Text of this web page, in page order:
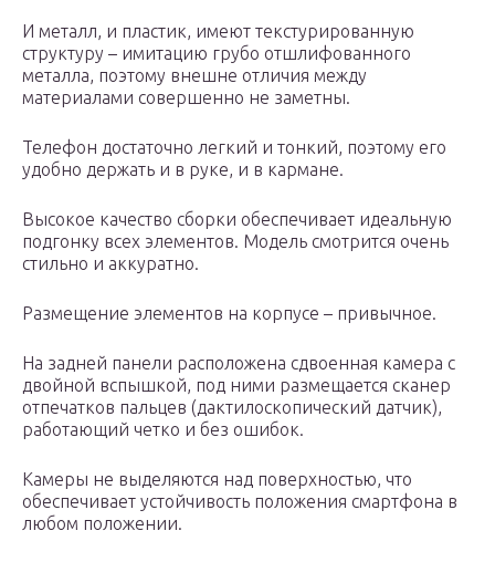
И металл, и пластик, имеют текстурированную
структуру – имитацию грубо отшлифованного
металла, поэтому внешне отличия между
материалами совершенно не заметны.
Телефон достаточно легкий и тонкий, поэтому его
удобно держать и в руке, и в кармане.
Высокое качество сборки обеспечивает идеальную
подгонку всех элементов. Модель смотрится очень
стильно и аккуратно.
Размещение элементов на корпусе – привычное.
На задней панели расположена сдвоенная камера с
двойной вспышкой, под ними размещается сканер
отпечатков пальцев (дактилоскопический датчик),
работающий четко и без ошибок.
Камеры не выделяются над поверхностью, что
обеспечивает устойчивость положения смартфона в
любом положении.